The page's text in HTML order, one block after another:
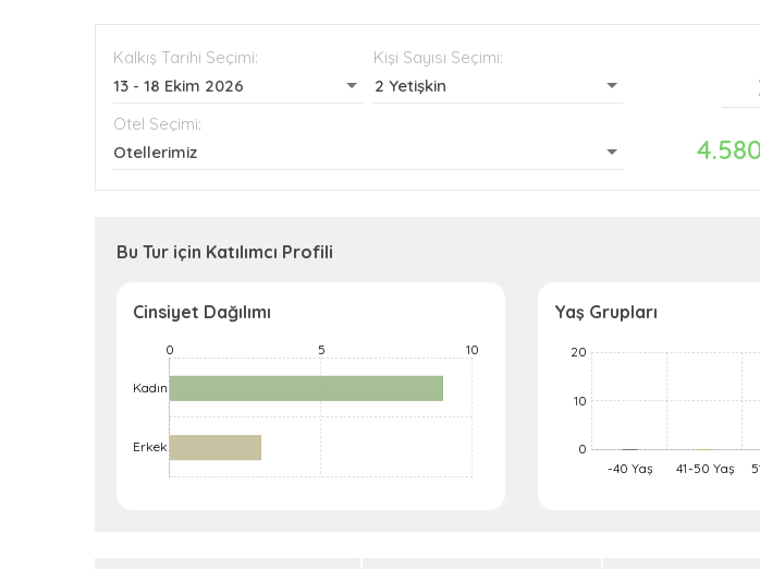
Kalkış Tarihi Seçimi:
13 - 18 Ekim 2026
Kişi Sayısı Seçimi:
2 Yetişkin
Otel Seçimi:
Otellerimiz
Bu Tur için Katılımcı Profili
Cinsiyet Dağılımı
Erkek
Kadın
L
-10
-5
0 5 10
15
Yaş Grupları
20
0
10
20
-40 Yaş 41-50 Yaş